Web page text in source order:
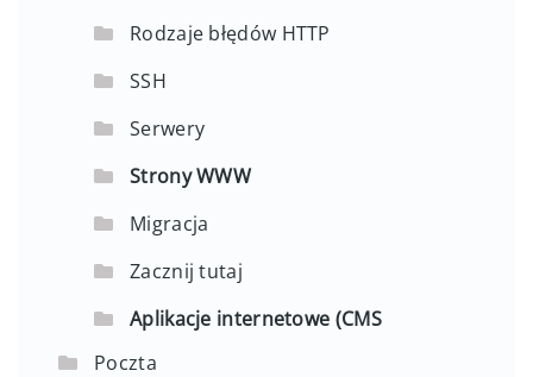
Rodzaje błędów HTTP
SSH
Serwery
Strony WWW
Migracja
Zacznij tutaj
Aplikacje internetowe (CMS
Poczta